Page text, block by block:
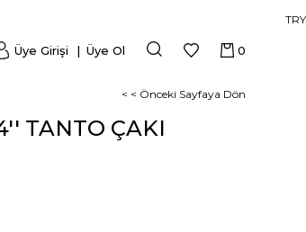
TRY
0
Üye Girişi Üye Ol
< < Önceki Sayfaya Dön
TANTO ÇAKI